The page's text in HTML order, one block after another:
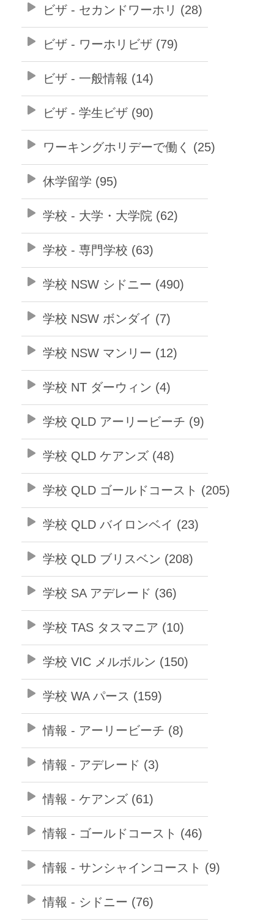
ビザ - セカンドワーホリ (28)
ビザ - ワーホリビザ (79)
ビザ - 一般情報 (14)
ビザ - 学生ビザ (90)
ワーキングホリデーで働く (25)
休学留学 (95)
学校 - 大学・大学院 (62)
学校 - 専門学校 (63)
学校 NSW シドニー (490)
学校 NSW ボンダイ (7)
学校 NSW マンリー (12)
学校 NT ダーウィン (4)
学校 QLD アーリービーチ (9)
学校 QLD ケアンズ (48)
学校 QLD ゴールドコースト (205)
学校 QLD バイロンベイ (23)
学校 QLD ブリスベン (208)
学校 SA アデレード (36)
学校 TAS タスマニア (10)
学校 VIC メルボルン (150)
学校 WA パース (159)
情報 - アーリービーチ (8)
情報 - アデレード (3)
情報 - ケアンズ (61)
情報 - ゴールドコースト (46)
情報 - サンシャインコースト (9)
情報 - シドニー (76)